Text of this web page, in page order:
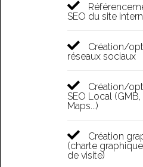
SEO du site
Création/
réseaux sociaux
Création/
SEO Local
Maps...)
Création
(charte
de visite)